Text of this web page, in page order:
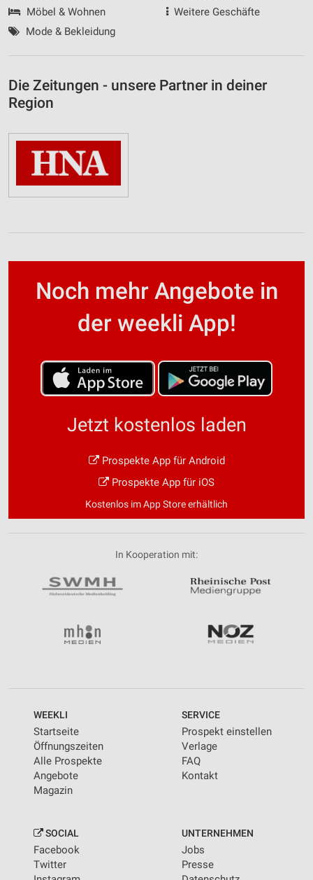
Möbel & Wohnen
Mode & Bekleidung
Weitere Geschäfte
Die Zeitungen - unsere Partner in deiner
Region
Noch mehr Angebote in
der weekli App!
Jetzt kostenlos laden
Prospekte App für Android
Prospekte App für iOS
Kostenlos im App Store erhältlich
In Kooperation mit:
WEEKLI
Startseite
Öffnungszeiten
Alle Prospekte
Angebote
Magazin
SERVICE
Prospekt einstellen
Verlage
FAQ
Kontakt
SOCIAL
Facebook
Twitter
UNTERNEHMEN
Jobs
Presse